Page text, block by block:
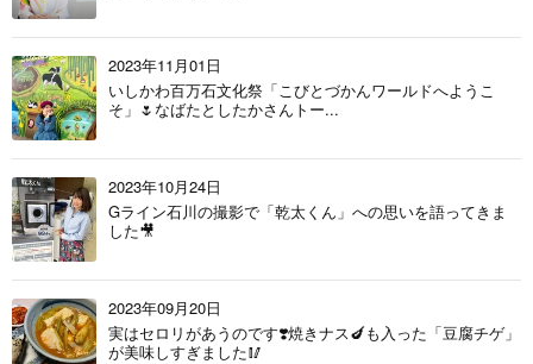
2023年11月01日
いしかわ百万石文化祭「こびとづかんワールドへようこ
そ」🌷なばたとしたかさんトー...
2023年10月24日
Gライン石川の撮影で「乾太くん」への思いを語ってきま
した🎥
2023年09月20日
実はセロリがあうのです❣️焼きナス🍆も入った「豆腐チゲ」
が美味しすぎました🥢